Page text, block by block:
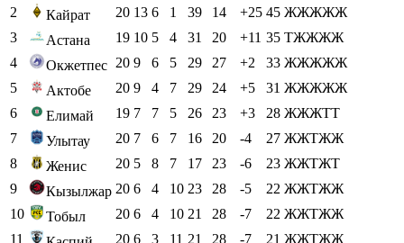
2
Кайрат 20 13 6 1 39 14 +25 45 ЖЖЖЖЖ
3
Астана 19 10 5 4 31 20 +11 35 ТЖЖЖЖ
4
Окжетпес 20 9 6 5 29 27 +2 33 ЖЖЖЖЖ
5
Актобе 20 9 4 7 29 24 +5 31 ЖЖЖЖЖ
6
Елимай 19 7 7 5 26 23 +3 28 ЖЖЖТТ
7
Улытау 20 7 6 7 16 20 -4 27 ЖЖТЖЖ
8
Женис 20 5 8 7 17 23 -6 23 ЖЖТЖТ
9
Кызылжар 20 6 4 10 23 28 -5 22 ЖЖТЖЖ
10
Тобыл 20 6 4 10 21 28 -7 22 ЖЖТЖЖ
11
20 6 3 11 21 28 -7 21 ЖЖТЖЖ